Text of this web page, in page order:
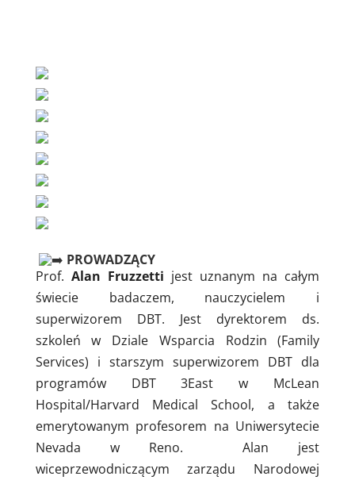
PROWADZĄCY
Prof. Alan Fruzzetti jest uznanym na całym
świecie badaczem, nauczycielem i
superwizorem DBT. Jest dyrektorem ds.
szkoleń w Dziale Wsparcia Rodzin (Family
Services) i starszym superwizorem DBT dla
programów DBT 3East w McLean
Hospital/Harvard Medical School, a także
emerytowanym profesorem na Uniwersytecie
Nevada w Reno. Alan jest
wiceprzewodniczącym zarządu Narodowej